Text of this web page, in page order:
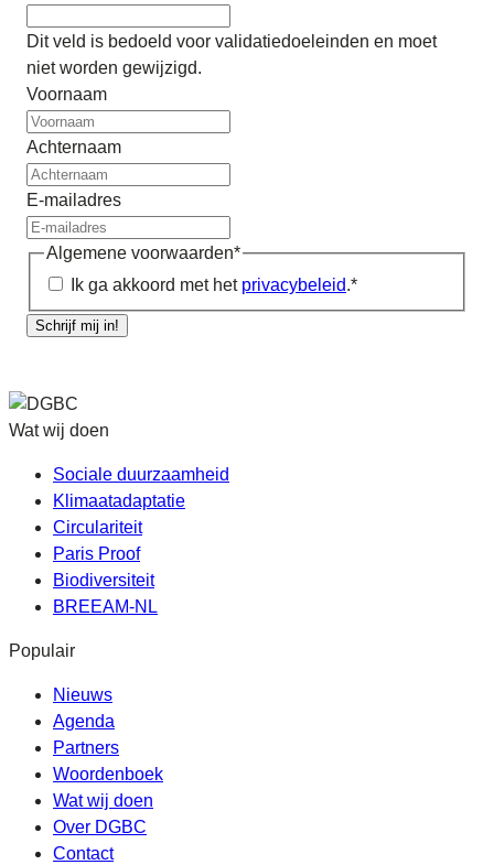
Dit veld is bedoeld voor validatiedoeleinden en moet
niet worden gewijzigd.
Voornaam
Achternaam
E-mailadres
Algemene voorwaarden*
Ik ga akkoord met het privacybeleid.*
Schrijf mij in!
Wat wij doen
Sociale duurzaamheid
Klimaatadaptatie
Circulariteit
Paris Proof
Biodiversiteit
BREEAM-NL
Populair
Nieuws
Agenda
Partners
Woordenboek
Wat wij doen
Over DGBC
Contact